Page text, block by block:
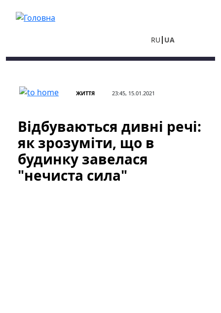
RU UA
ЖИТТЯ 23:45, 15.01.2021
Відбуваються дивні речі:
як зрозуміти, що в
будинку завелася
"нечиста сила"